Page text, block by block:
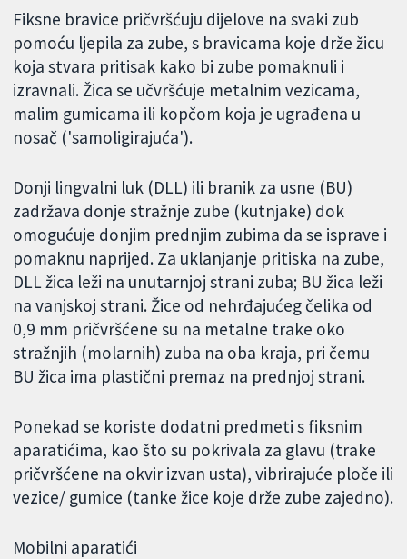
Fiksne bravice pričvršćuju dijelove na svaki zub
pomoću ljepila za zube, s bravicama koje drže žicu
koja stvara pritisak kako bi zube pomaknuli i
izravnali. Žica se učvršćuje metalnim vezicama,
malim gumicama ili kopčom koja je ugrađena u
nosač ('samoligirajuća').
Donji lingvalni luk (DLL) ili branik za usne (BU)
zadržava donje stražnje zube (kutnjake) dok
omogućuje donjim prednjim zubima da se isprave i
pomaknu naprijed. Za uklanjanje pritiska na zube,
DLL žica leži na unutarnjoj strani zuba; BU žica leži
na vanjskoj strani. Žice od nehrđajućeg čelika od
0,9 mm pričvršćene su na metalne trake oko
stražnjih (molarnih) zuba na oba kraja, pri čemu
BU žica ima plastični premaz na prednjoj strani.
Ponekad se koriste dodatni predmeti s fiksnim
aparatićima, kao što su pokrivala za glavu (trake
pričvršćene na okvir izvan usta), vibrirajuće ploče ili
vezice/ gumice (tanke žice koje drže zube zajedno).
Mobilni aparatići